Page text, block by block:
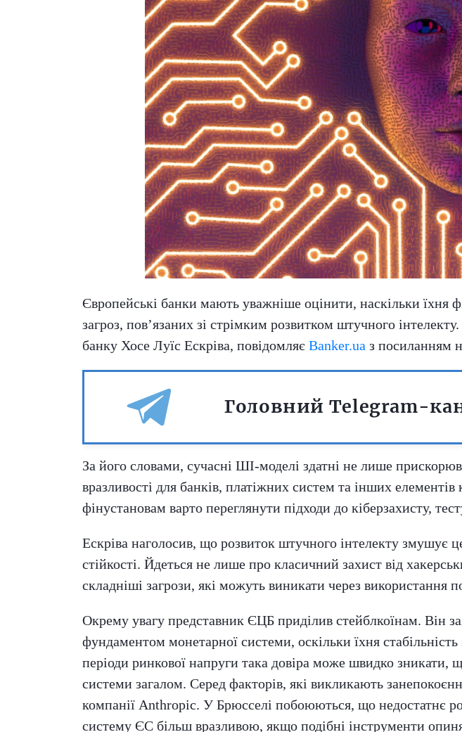
Європейські банки мають уважніше оцінити, наскільки їхня
загроз, пов’язаних зі стрімким розвитком штучного
банку Хосе Луїс Ескріва, повідомляє Banker.ua з посиланням
Головний Telegram-
За його словами, сучасні ШІ-моделі здатні не лише
вразливості для банків, платіжних систем та інших
фінустановам варто переглянути підходи до кіберзахисту,
Ескріва наголосив, що розвиток штучного інтелекту змушує
стійкості. Йдеться не лише про класичний захист від
складніші загрози, які можуть виникати через використання
Окрему увагу представник ЄЦБ приділив стейблкоїнам. Він
фундаментом монетарної системи, оскільки їхня
періоди ринкової напруги така довіра може швидко зникати,
системи загалом. Серед факторів, які викликають
компанії Anthropic. У Брюсселі побоюються, що недостатнє
систему ЄС більш вразливою, якщо подібні інструменти